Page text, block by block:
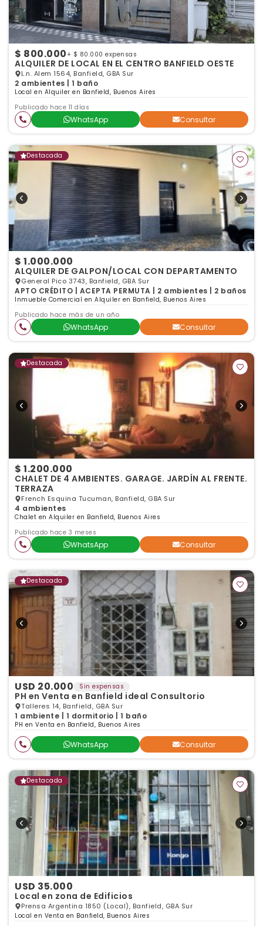
$ 800.000 + $ 80.000 expensas
ALQUILER DE LOCAL EN EL CENTRO BANFIELD OESTE
L.n. Alem 1564, Banfield, GBA Sur
2 ambientes | 1 baño
Local en Alquiler en Banfield, Buenos Aires
Publicado hace 11 días
WhatsApp Consultar
Destacada
$ 1.000.000
ALQUILER DE GALPON/LOCAL CON DEPARTAMENTO
General Pico 3743, Banfield, GBA Sur
APTO CRÉDITO | ACEPTA PERMUTA | 2 ambientes | 2 baños
Inmueble Comercial en Alquiler en Banfield, Buenos Aires
Publicado hace más de un año
WhatsApp Consultar
Destacada
$ 1.200.000
CHALET DE 4 AMBIENTES. GARAGE. JARDÍN AL FRENTE.
TERRAZA
French Esquina Tucuman, Banfield, GBA Sur
4 ambientes
Chalet en Alquiler en Banfield, Buenos Aires
Publicado hace 3 meses
WhatsApp Consultar
Destacada
USD 20.000 Sin expensas
PH en Venta en Banfield ideal Consultorio
Talleres 14, Banfield, GBA Sur
1 ambiente | 1 dormitorio | 1 baño
PH en Venta en Banfield, Buenos Aires
WhatsApp Consultar
Destacada
USD 35.000
Local en zona de Edificios
Prensa Argentina 1850 (Local), Banfield, GBA Sur
Local en Venta en Banfield, Buenos Aires